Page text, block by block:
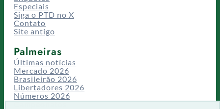
Especiais
Siga o PTD no X
Contato
Site antigo
Palmeiras
Últimas notícias
Mercado 2026
Brasileirão 2026
Libertadores 2026
Números 2026
Campeonatos